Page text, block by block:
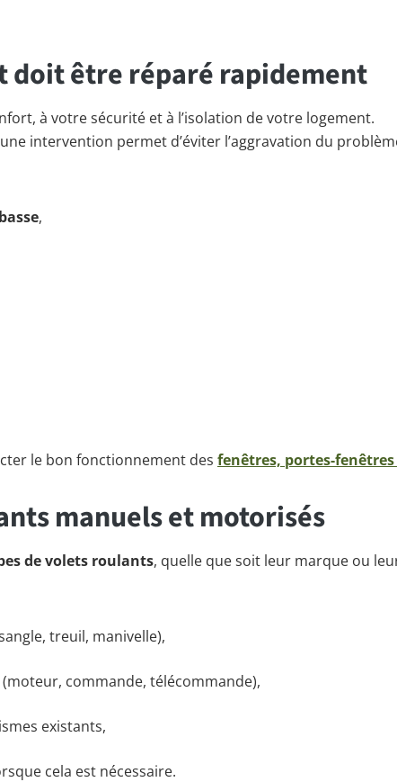
être réparé rapidement
à votre sécurité et à l’isolation de votre logement.
intervention permet d’éviter l’aggravation du
,
le bon fonctionnement des fenêtres, portes-
manuels et motorisés
de volets roulants, quelle que soit leur marque ou
treuil, manivelle),
(moteur, commande, télécommande),
existants,
cela est nécessaire.